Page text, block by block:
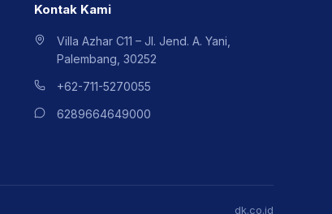
Kontak Kami
Villa Azhar C11 – Jl. Jend. A. Yani,
Palembang, 30252
+62-711-5270055
6289664649000
dk.co.id